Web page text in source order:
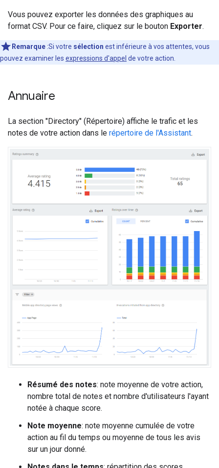
Vous pouvez exporter les données des graphiques au
format CSV. Pour ce faire, cliquez sur le bouton Exporter.
Remarque :Si votre sélection est inférieure à vos attentes, vous
pouvez examiner les expressions d'appel de votre action.
Annuaire
La section "Directory" (Répertoire) affiche le trafic et les
notes de votre action dans le répertoire de l'Assistant.
Résumé des notes: note moyenne de votre action,
nombre total de notes et nombre d'utilisateurs l'ayant
notée à chaque score.
Note moyenne: note moyenne cumulée de votre
action au fil du temps ou moyenne de tous les avis
sur un jour donné.